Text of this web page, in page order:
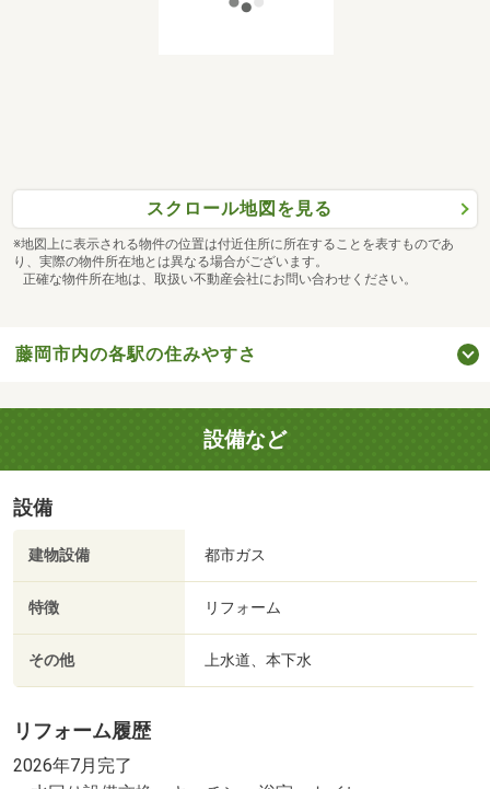
スクロール地図を見る
※地図上に表示される物件の位置は付近住所に所在することを表すものであ
り、実際の物件所在地とは異なる場合がございます。
正確な物件所在地は、取扱い不動産会社にお問い合わせください。
藤岡市内の各駅の住みやすさ
設備など
設備
建物設備 都市ガス
特徴 リフォーム
その他 上水道、本下水
リフォーム履歴
2026年7月完了